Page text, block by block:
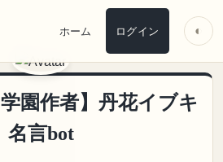
ホーム ログイン ◐
園作者】丹花イブキ
名言bot